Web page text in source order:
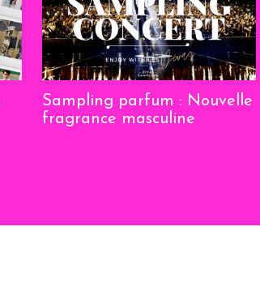
Sampling parfum : Nouvelle
fragrance masculine